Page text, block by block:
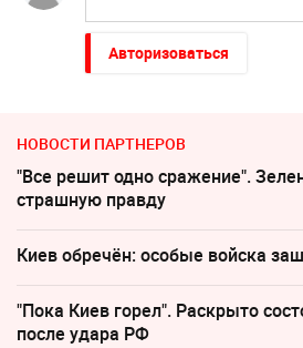
Авторизоваться
НОВОСТИ ПАРТНЕРОВ
"Все решит одно сражение".
страшную правду
Киев обречён: особые войска
"Пока Киев горел". Раскрыто
после удара РФ